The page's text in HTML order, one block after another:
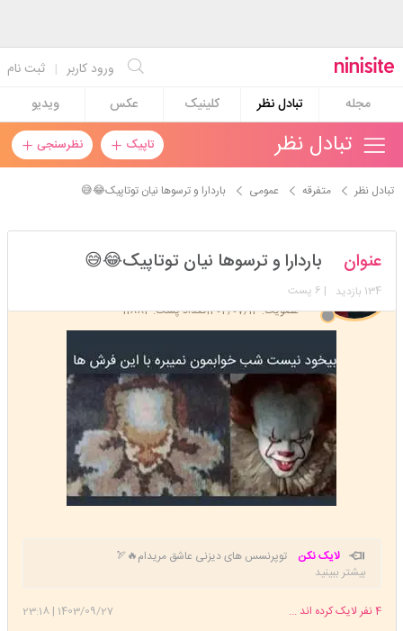
ثبت نام | ورود کاربر
مجله
تبادل نظر کلینیک عکس ویدیو
تاپیک نظرسنجی تبادل نظر
تبادل نظر متفرقه عمومی باردارا و ترسوها نیان توتاپیک😂😅
دخترنازتونم
عضویت: 1402/07/13 تعداد پست: 11882
عنوان باردارا و ترسوها نیان توتاپیک😂😅
134 بازدید | 6 پست
لایک نکن توپرنسس های دیزنی عاشق مریدام🔥🏹
بیشتر ببینید
1403/09/27
|
23:18 4نفر لایک کرده اند ...